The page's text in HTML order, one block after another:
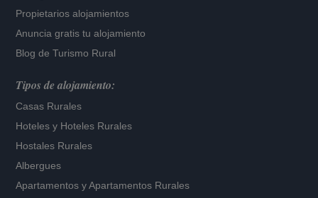
Propietarios alojamientos
Anuncia gratis tu alojamiento
Blog de Turismo Rural
Tipos de alojamiento:
Casas Rurales
Hoteles y Hoteles Rurales
Hostales Rurales
Albergues
Apartamentos yApartamentos Rurales